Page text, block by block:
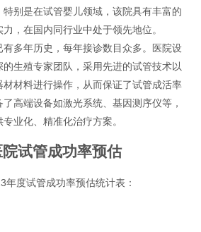
别是在试管婴儿领域，该院具有丰富的
，在国内同行业中处于领先地位。
多年历史，每年接诊数目众多。医院设
生殖专家团队，采用先进的试管技术以
材料进行操作，从而保证了试管成活率
高端设备如激光系统、基因测序仪等，
业化、精准化治疗方案。
试管成功率预估
年度试管成功率预估统计表：